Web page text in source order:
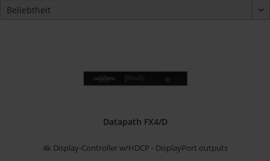
Datapath FX4/D
4k Display-Controller w/HDCP - DisplayPort outputs